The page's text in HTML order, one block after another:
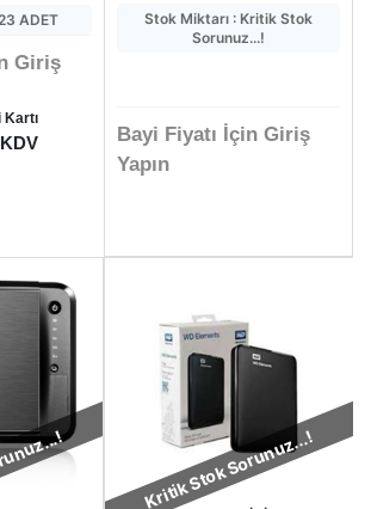
ADET
Giriş
Stok Miktarı : Kritik Stok
Sorunuz...!
Bayi Fiyatı İçin Giriş
Yapın
Kritik Stok Sorunuz...!